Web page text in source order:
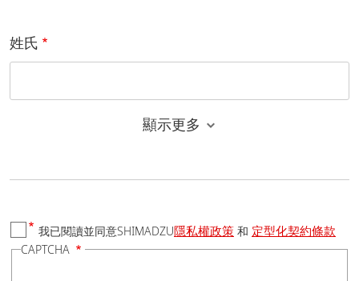
姓氏
國家/地區
顯示更多
我已閱讀並同意SHIMADZU隱私權政策 和 定型化契約條款
CAPTCHA